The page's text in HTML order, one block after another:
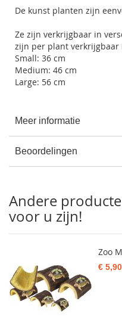
De kunst planten zijn
Ze zijn verkrijgbaar in
zijn per plant verkrijgbaar
Small: 36 cm
Medium: 46 cm
Large: 56 cm
Meer informatie
Beoordelingen
Andere
voor u zijn!
Zoo
€ 5,90